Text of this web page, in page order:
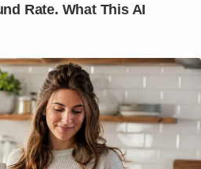
Rate. What This AI